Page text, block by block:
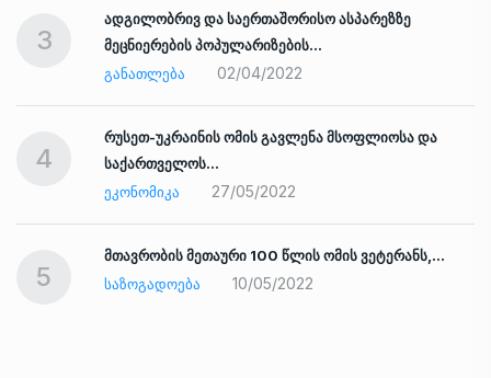
3
ადგილობრივ და საერთაშორისო ასპარეზზე
მეცნიერების პოპულარიზების…
ᲒᲐᲜᲐᲗᲚᲔᲑᲐ
02/04/2022
4
რუსეთ-უკრაინის ომის გავლენა მსოფლიოსა და
საქართველოს…
ᲔᲙᲝᲜᲝᲛᲘᲙᲐ
27/05/2022
5
მთავრობის მეთაური 100 წლის ომის ვეტერანს,…
ᲡᲐᲖᲝᲒᲐᲓᲝᲔᲑᲐ
10/05/2022